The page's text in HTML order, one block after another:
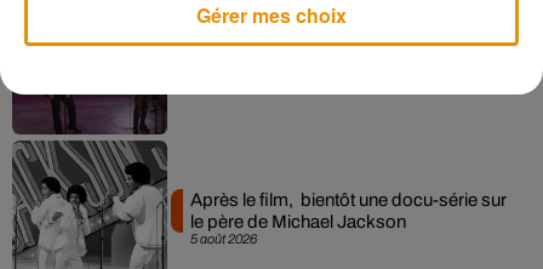
La version réécrite de « Beautiful Day »
5 août 2026
Après le film, bientôt une docu-série sur
le père de Michael Jackson
Gérer mes choix